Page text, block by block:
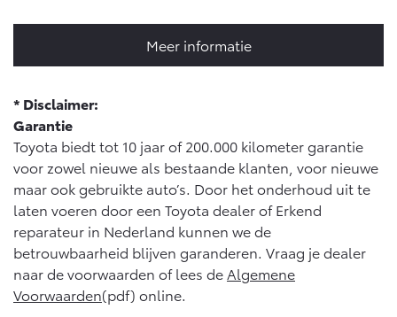
Meer informatie
* Disclaimer:
Garantie
Toyota biedt tot 10 jaar of 200.000 kilometer garantie
voor zowel nieuwe als bestaande klanten, voor nieuwe
maar ook gebruikte auto’s. Door het onderhoud uit te
laten voeren door een Toyota dealer of Erkend
reparateur in Nederland kunnen we de
betrouwbaarheid blijven garanderen. Vraag je dealer
naar de voorwaarden of lees de Algemene
Voorwaarden(pdf) online.